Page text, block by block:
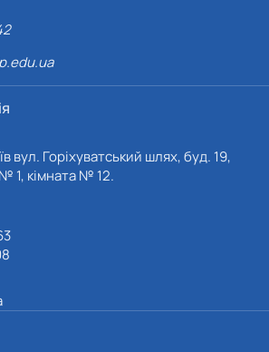
вул. Горіхуватський шлях, буд. 19,
1, кімната № 12.